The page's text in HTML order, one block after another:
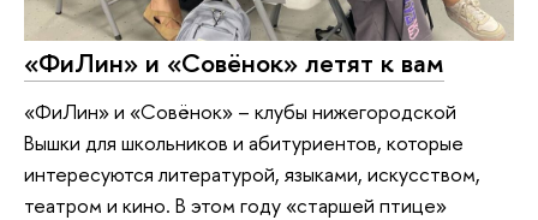
«ФиЛин» и «Совёнок» летят к вам
«ФиЛин» и «Совёнок» – клубы нижегородской
Вышки для школьников и абитуриентов, которые
интересуются литературой, языками, искусством,
театром и кино. В этом году «старшей птице»